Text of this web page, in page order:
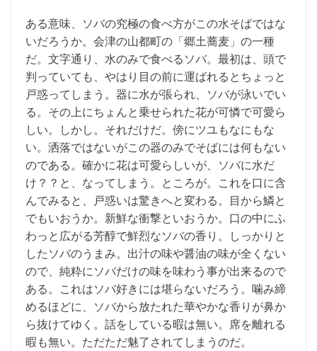
ある意味、ソバの究極の食べ方がこの水そばではな
いだろうか。会津の山都町の「郷土蕎麦」の一種
だ。文字通り、水のみで食べるソバ。最初は、頭で
判っていても、やはり目の前に運ばれるとちょっと
戸惑ってしまう。器に水が張られ、ソバが泳いでい
る。その上にちょんと乗せられた花が可憐で可愛ら
しい。しかし。それだけだ。傍にツユもなにもな
い。洒落ではないがこの器のみでそばには何もない
のである。確かに花は可愛らしいが、ソバに水だ
け？？と、なってしまう。ところが。これを口に含
んでみると、戸惑いは驚きへと変わる。目から鱗と
でもいおうか。新鮮な衝撃といおうか。口の中にふ
わっと広がる芳醇で鮮烈なソバの香り。しっかりと
したソバのうまみ。出汁の味や醤油の味が全くない
ので、純粋にソバだけの味を味わう事が出来るので
ある。これはソバ好きには堪らないだろう。噛み締
めるほどに、ソバから放たれた華やかな香りが鼻か
ら抜けてゆく。話をしている暇は無い。席を離れる
暇も無い。ただただ魅了されてしまうのだ。